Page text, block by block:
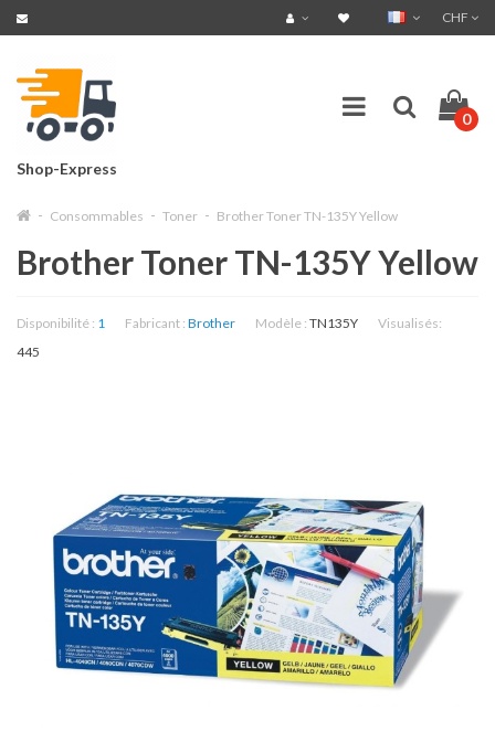
CHF
Shop-Express
0
Consommables Toner Brother Toner TN-135Y Yellow
Brother Toner TN-135Y Yellow
Disponibilité : 1 Fabricant : Brother Modèle : TN135Y
Visualisés:
445